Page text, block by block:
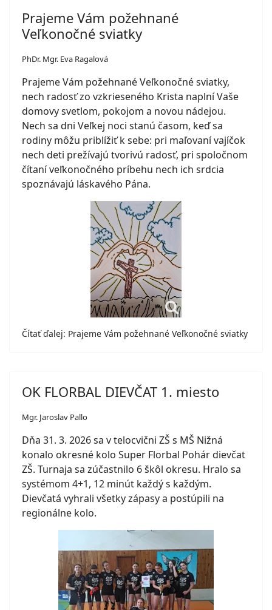
Prajeme Vám požehnané
Veľkonočné sviatky
PhDr. Mgr. Eva Ragalová
Prajeme Vám požehnané Veľkonočné sviatky,
nech radosť zo vzkrieseného Krista naplní Vaše
domovy svetlom, pokojom a novou nádejou.
Nech sa dni Veľkej noci stanú časom, keď sa
rodiny môžu priblížiť k sebe: pri maľovaní vajíčok
nech deti prežívajú tvorivú radosť, pri spoločnom
čítaní veľkonočného príbehu nech ich srdcia
spoznávajú láskavého Pána.
Čítať ďalej: Prajeme Vám požehnané Veľkonočné sviatky
OK FLORBAL DIEVČAT 1. miesto
Mgr. Jaroslav Pallo
Dňa 31. 3. 2026 sa v telocvični ZŠ s MŠ Nižná
konalo okresné kolo Super Florbal Pohár dievčat
ZŠ. Turnaja sa zúčastnilo 6 škôl okresu. Hralo sa
systémom 4+1, 12 minút každý s každým.
Dievčatá vyhrali všetky zápasy a postúpili na
regionálne kolo.